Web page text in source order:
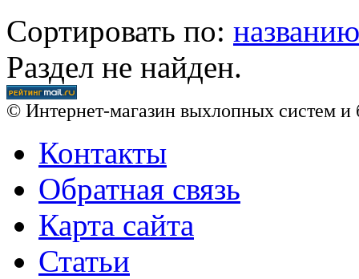
Сортировать по: названию
Раздел не найден.
© Интернет-магазин выхлопных систем и
Контакты
Обратная связь
Карта сайта
Статьи